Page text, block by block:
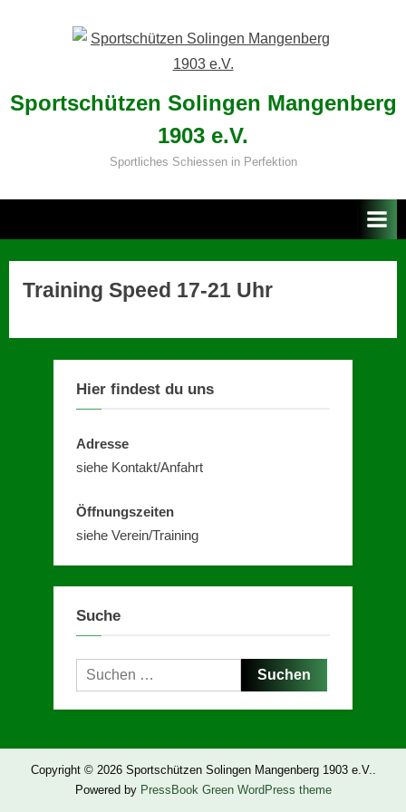
Sportschützen Solingen Mangenberg
1903 e.V.
Sportliches Schiessen in Perfektion
Training Speed 17-21 Uhr
Hier findest du uns
Adresse
siehe Kontakt/Anfahrt
Öffnungszeiten
siehe Verein/Training
Suche
Suchen
nach:
Copyright © 2026 Sportschützen Solingen Mangenberg 1903 e.V..
Powered by PressBook Green WordPress theme